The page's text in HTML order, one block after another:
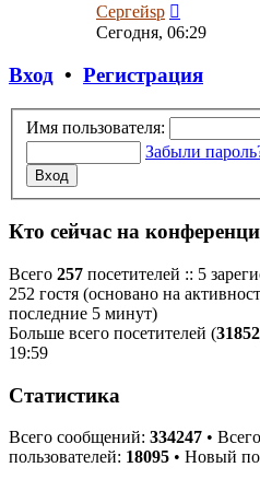
Сергейsp
к
Сегодня, 06:29
Вход • Регистрация
Имя пользователя:
Забыли
Кто сейчас на
Всего 257 посетителей :: 5
252 гостя (основано на
последние 5 минут)
Больше всего посетителей (31852
19:59
Статистика
Всего сообщений: 334247 •
пользователей: 18095 • Новый